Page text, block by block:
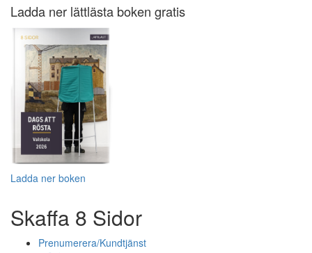
Ladda ner lättlästa boken gratis
Ladda ner boken
Skaffa 8 Sidor
Prenumerera/Kundtjänst